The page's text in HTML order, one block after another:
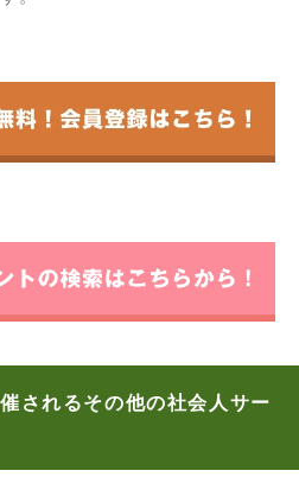
されるその他の社会人サー